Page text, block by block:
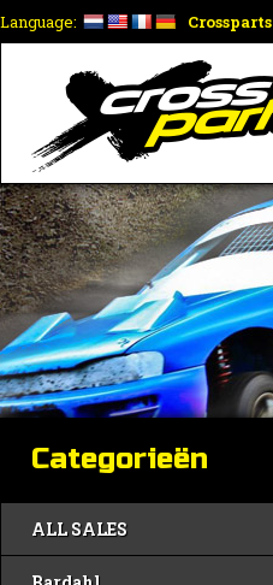
Language: Crossparts
Categorieën
ALL SALES